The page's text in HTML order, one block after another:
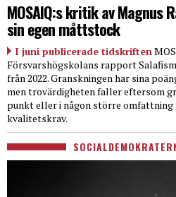
MOSAIQ:s kritik av Magnus
sin egen måttstock
I juni publicerade tidskriften
Försvarshögskolans rapport
från 2022. Granskningen har sina
men trovärdigheten faller eftersom
punkt eller i någon större omfattning
kvalitetskrav.